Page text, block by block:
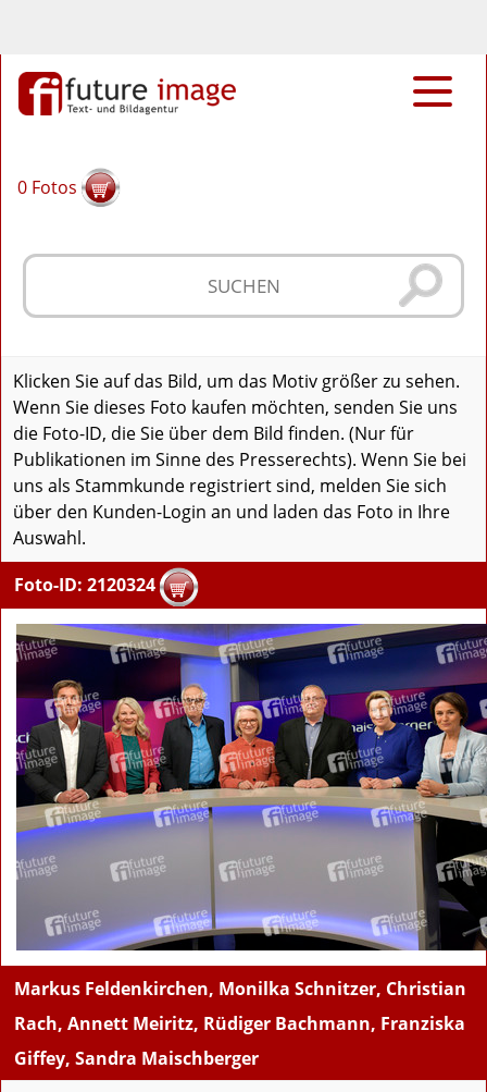
0 Fotos
Klicken Sie auf das Bild, um das Motiv größer zu sehen.
Wenn Sie dieses Foto kaufen möchten, senden Sie uns
die Foto-ID, die Sie über dem Bild finden. (Nur für
Publikationen im Sinne des Presserechts). Wenn Sie bei
uns als Stammkunde registriert sind, melden Sie sich
über den Kunden-Login an und laden das Foto in Ihre
Auswahl.
Foto-ID: 2120324
Markus Feldenkirchen, Monilka Schnitzer, Christian
Rach, Annett Meiritz, Rüdiger Bachmann, Franziska
Giffey, Sandra Maischberger